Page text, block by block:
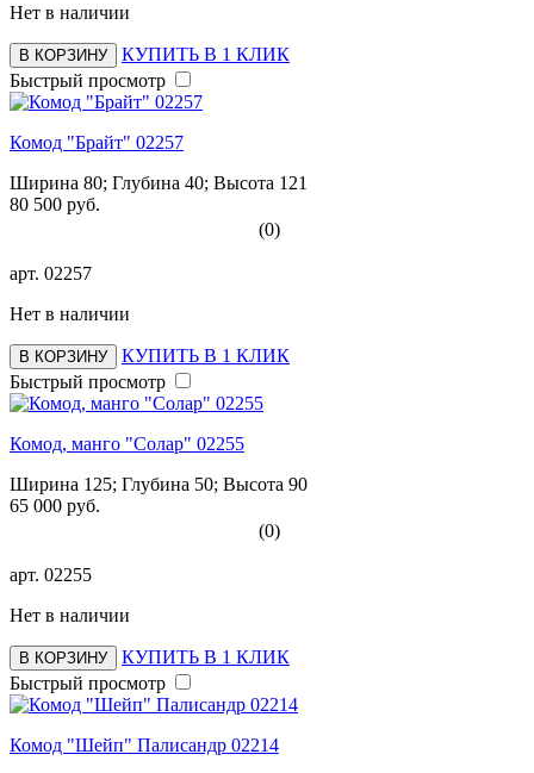
Нет в наличии
В КОРЗИНУ
КУПИТЬ В 1 КЛИК
Быстрый просмотр
Комод "Брайт" 02257
Ширина 80; Глубина 40; Высота 121
80 500 руб.
(0)
арт. 02257
Нет в наличии
В КОРЗИНУ
КУПИТЬ В 1 КЛИК
Быстрый просмотр
Комод, манго "Солар" 02255
Ширина 125; Глубина 50; Высота 90
65 000 руб.
(0)
арт. 02255
Нет в наличии
В КОРЗИНУ
КУПИТЬ В 1 КЛИК
Быстрый просмотр
Комод "Шейп" Палисандр 02214